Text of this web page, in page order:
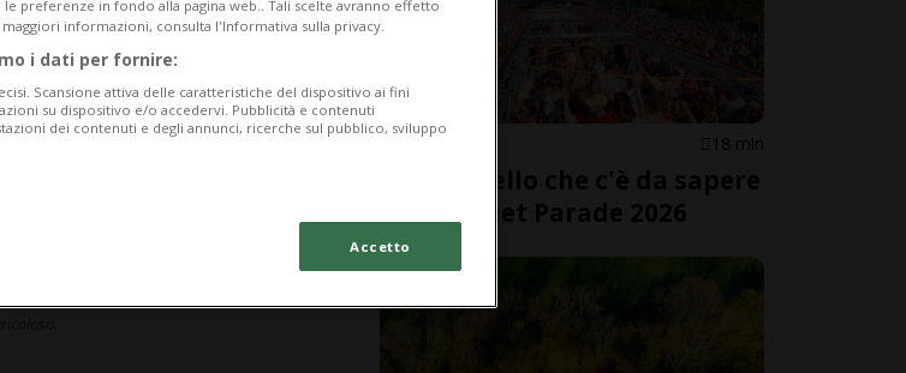
SVIZZERA 18 min
Tutto quello che c'è da sapere
sulla Street Parade 2026
preferenze in fondo alla pagina web.. Tali scelte avranno effetto
informazioni, consulta l'Informativa sulla privacy.
i dati per fornire:
Scansione attiva delle caratteristiche del dispositivo ai fini
su dispositivo e/o accedervi. Pubblicità e contenuti
dei contenuti e degli annunci, ricerche sul pubblico, sviluppo
Accetto